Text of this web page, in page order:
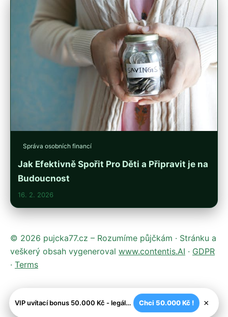
Správa osobních financí
Jak Efektivně Spořit Pro Děti a Připravit je na
Budoucnost
16. 2. 2026
© 2026 pujcka77.cz – Rozumíme půjčkám · Stránku a
veškerý obsah vygeneroval www.contentis.AI · GDPR
· Terms
VIP uvítací bonus 50.000 Kč - legální české kasíno Chci 50.000 Kč ! ×